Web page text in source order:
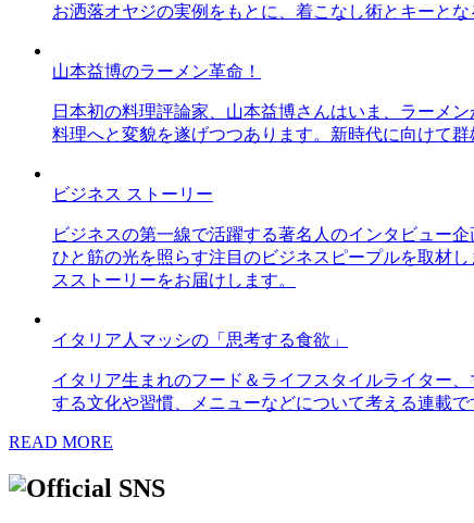
お洒落オヤジの実例をもとに、着こなし術とキーと
山本益博のラーメン革命！
日本初の料理評論家、山本益博さんはいま、ラーメ
料理へと変貌を遂げつつあります。新時代に向けて
ビジネス ストーリー
ビジネスの第一線で活躍する著名人のインタビュー
ひと筋の光を照らす注目のビジネスピープルを取材
スストーリーをお届けします。
イタリア人マッシの「思考する食欲」
イタリア生まれのフード＆ライフスタイルライター
する文化や習慣、メニューなどについて考える連載で
READ MORE